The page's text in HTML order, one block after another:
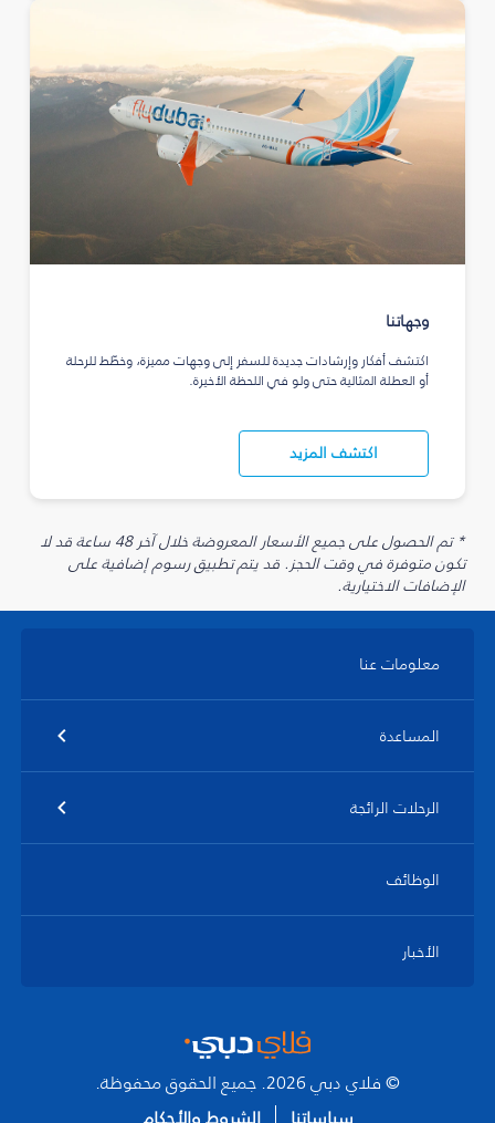
وجهاتنا
اكتشف أفكار وإرشادات جديدة للسفر إلى وجهات مميزة، وخطّط للرحلة
أو العطلة المثالية حتى ولو في اللحظة الأخيرة.
اكتشف المزيد
* تم الحصول على جميع الأسعار المعروضة خلال آخر 48 ساعة قد لا
تكون متوفرة في وقت الحجز. قد يتم تطبيق رسوم إضافية على
الإضافات الاختيارية.
معلومات عنا
المساعدة
الرحلات الرائجة
الوظائف
الأخبار
© فلاي دبي 2026. جميع الحقوق محفوظة.